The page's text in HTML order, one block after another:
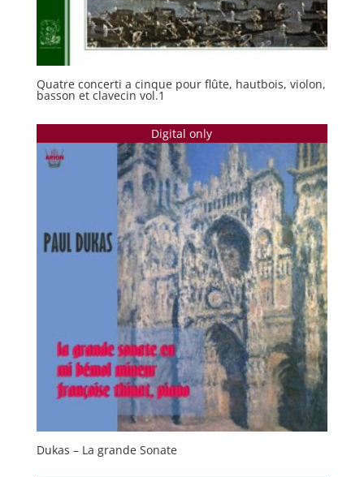
Quatre concerti a cinque pour flûte, hautbois, violon,
basson et clavecin vol.1
Digital only
Dukas – La grande Sonate